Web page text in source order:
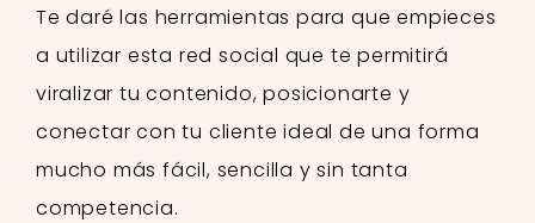
Te daré las herramientas para que empieces
a utilizar esta red social que te permitirá
viralizar tu contenido, posicionarte y
conectar con tu cliente ideal de una forma
mucho más fácil, sencilla y sin tanta
competencia.